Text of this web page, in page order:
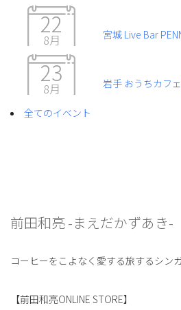
22
8月 宮城 Live Bar
23
8月 岩手 おうちカフェ
全てのイベント
前田和亮 -まえだかずあき-
コーヒーをこよなく愛する旅するシン
【前田和亮ONLINE STORE】